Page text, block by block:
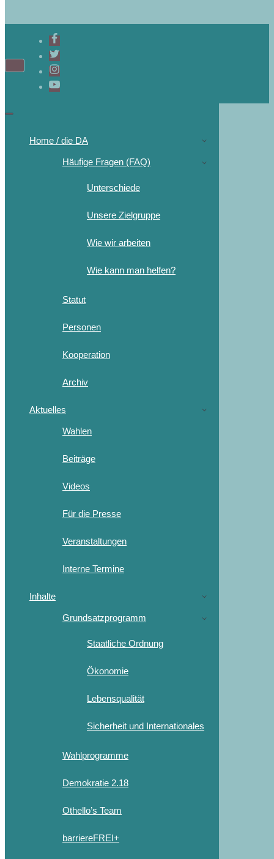
Navigations-
Navigations-
Home / die DA
Häufige Fragen (FAQ)
Unterschiede
Unsere Zielgruppe
Wie wir arbeiten
Wie kann man helfen?
Statut
Personen
Kooperation
Archiv
Aktuelles
Wahlen
Beiträge
Videos
Für die Presse
Veranstaltungen
Interne Termine
Inhalte
Grundsatzprogramm
Staatliche Ordnung
Ökonomie
Lebensqualität
Sicherheit und Internationales
Wahlprogramme
Demokratie 2.18
Othello’s Team
barriereFREI+